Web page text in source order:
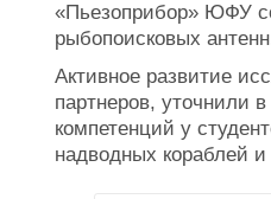
«Пьезоприбор» ЮФУ
рыбопоисковых
Активное развитие
партнеров, уточнили
компетенций у
надводных кораблей